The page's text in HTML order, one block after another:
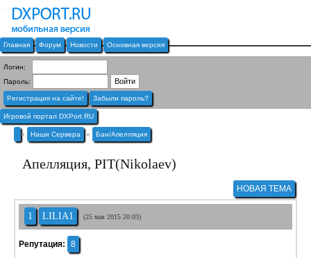
Главная Форум Новости Основная версия
Логин:
Пароль:
Регистрация на сайте! Забыли пароль?
Игровой портал DXPort.RU
» Наши Сервера » Бан/Апелляция
Апелляция, PIT(Nikolaev)
НОВАЯ ТЕМА
1 LILIA1 (25 мая 2015 20:03)
Репутация:
8